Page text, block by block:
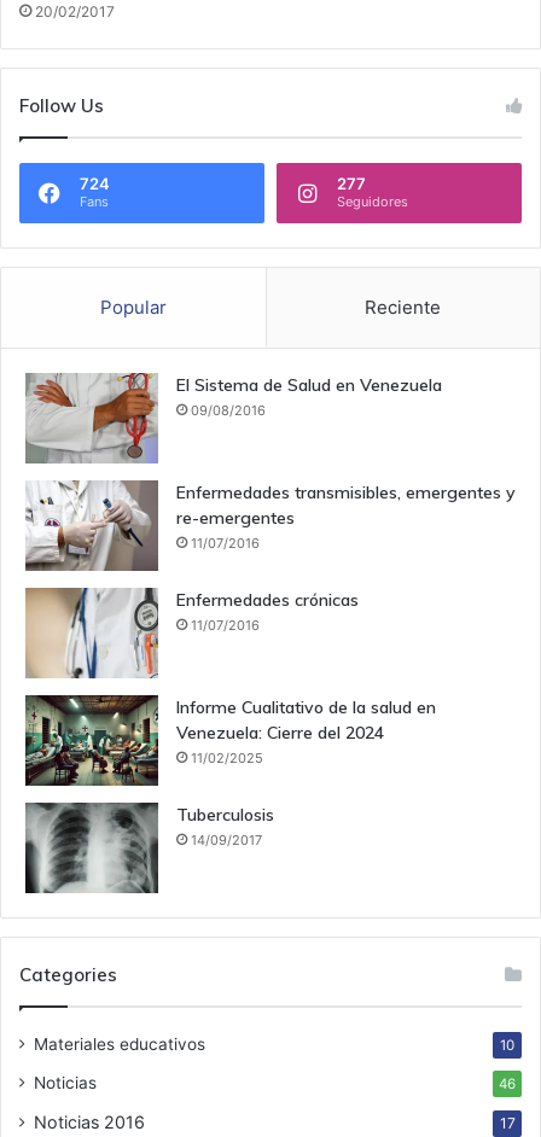
20/02/2017
Follow Us
724
Fans
277
Seguidores
Popular Reciente
El Sistema de Salud en Venezuela
09/08/2016
Enfermedades transmisibles, emergentes y
re-emergentes
11/07/2016
Enfermedades crónicas
11/07/2016
Informe Cualitativo de la salud en
Venezuela: Cierre del 2024
11/02/2025
Tuberculosis
14/09/2017
Categories
Materiales educativos 10
Noticias 46
Noticias 2016 17